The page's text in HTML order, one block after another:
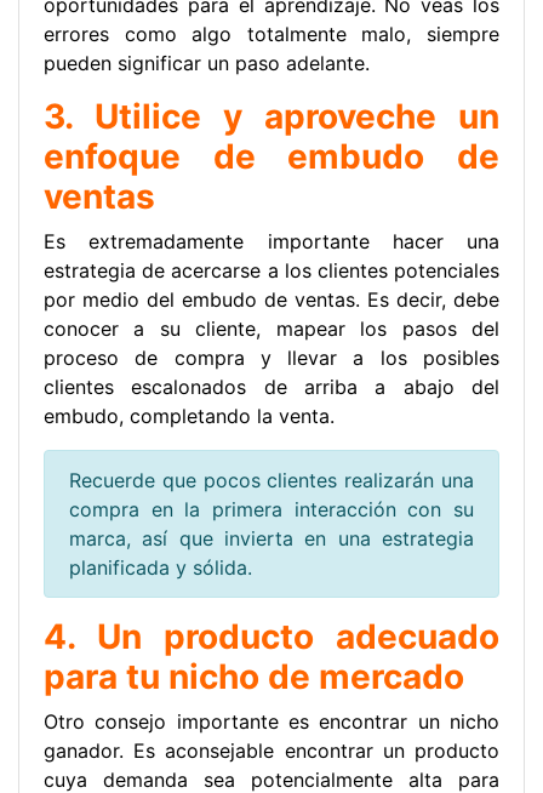
errores como algo totalmente malo, siempre
pueden significar un paso adelante.
3. Utilice y aproveche un
enfoque de embudo de
ventas
Es extremadamente importante hacer una
estrategia de acercarse a los clientes potenciales
por medio del embudo de ventas. Es decir, debe
conocer a su cliente, mapear los pasos del
proceso de compra y llevar a los posibles
clientes escalonados de arriba a abajo del
embudo, completando la venta.
Recuerde que pocos clientes realizarán una
compra en la primera interacción con su
marca, así que invierta en una estrategia
planificada y sólida.
4. Un producto adecuado
para tu nicho de mercado
Otro consejo importante es encontrar un nicho
ganador. Es aconsejable encontrar un producto
cuya demanda sea potencialmente alta para